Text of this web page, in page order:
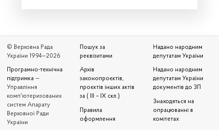
© Верховна Рада
України 1994—2026
Програмно-технічна
підтримка —
Управління
комп'ютеризованих
систем Апарату
Верховної Ради
України
Пошук за
реквізитами
Архів
законопроєктів,
проєктів інших актів
за ( III – IX скл.)
Правила
оформлення
Надано народним
депутатам України
Надано народним
депутатам України
документів до ЗП
Знаходяться на
опрацюванні в
комітетах